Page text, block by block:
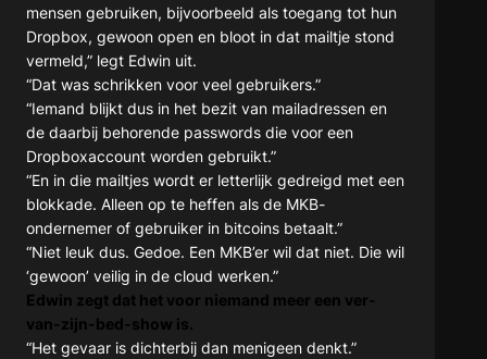
mensen gebruiken, bijvoorbeeld als toegang tot hun
Dropbox, gewoon open en bloot in dat mailtje stond
vermeld,” legt Edwin uit.
“Dat was schrikken voor veel gebruikers.”
“Iemand blijkt dus in het bezit van mailadressen en
de daarbij behorende passwords die voor een
Dropboxaccount worden gebruikt.”
“En in die mailtjes wordt er letterlijk gedreigd met een
blokkade. Alleen op te heffen als de MKB-
ondernemer of gebruiker in bitcoins betaalt.”
“Niet leuk dus. Gedoe. Een MKB’er wil dat niet. Die wil
‘gewoon’ veilig in de cloud werken.”
Edwin zegt dat het voor niemand meer een ver-
van-zijn-bed-show is.
“Het gevaar is dichterbij dan menigeen denkt.”